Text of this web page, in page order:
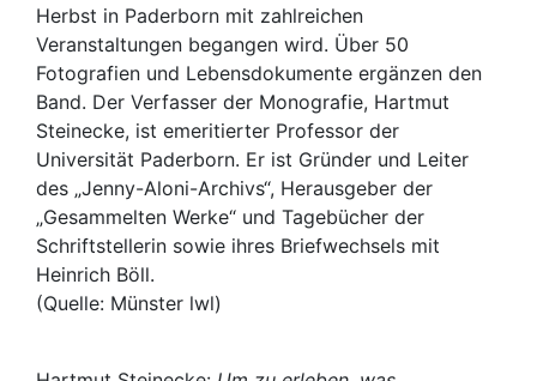
Herbst in Paderborn mit zahlreichen
Veranstaltungen begangen wird. Über 50
Fotografien und Lebensdokumente ergänzen den
Band. Der Verfasser der Monografie, Hartmut
Steinecke, ist emeritierter Professor der
Universität Paderborn. Er ist Gründer und Leiter
des „Jenny-Aloni-Archivs“, Herausgeber der
„Gesammelten Werke“ und Tagebücher der
Schriftstellerin sowie ihres Briefwechsels mit
Heinrich Böll.
(Quelle: Münster lwl)